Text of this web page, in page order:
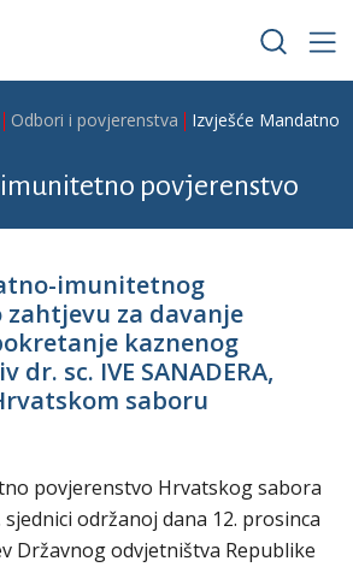
Odbori i povjerenstva Izvješće Mandatno-
povjerenstvo
imunitetnog
za davanje
kaznenog
sc. IVE SANADERA,
saboru
povjerenstvo Hrvatskog sabora
održanoj dana 12. prosinca
Državnog odvjetništva Republike